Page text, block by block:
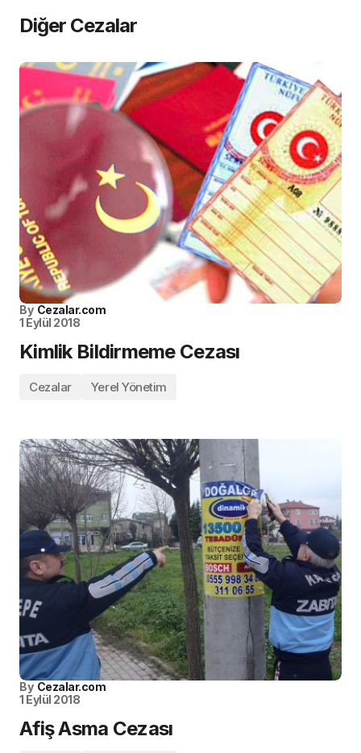
Diğer Cezalar
By Cezalar.com
1 Eylül 2018
Kimlik Bildirmeme Cezası
Cezalar Yerel Yönetim
By Cezalar.com
1 Eylül 2018
Afiş Asma Cezası